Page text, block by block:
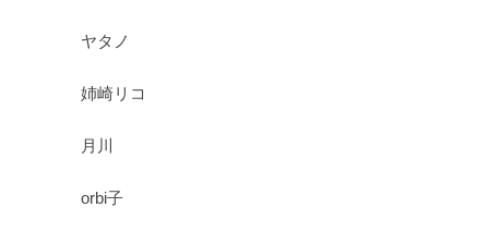
ヤタノ
姉崎リコ
月川
orbi子